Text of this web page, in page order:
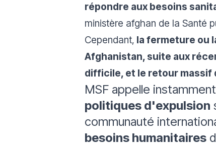
répondre aux besoins
ministère afghan de la Santé
Cependant, la fermeture ou
Afghanistan, suite aux
difficile, et le retour massif
MSF appelle
politiques d'expulsion
communauté
besoins humanitaires